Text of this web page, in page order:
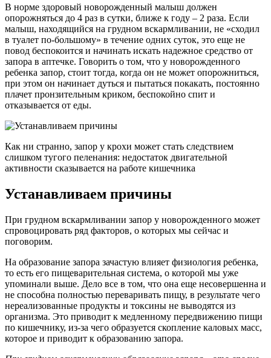
В норме здоровый новорожденный малыш должен
опорожняться до 4 раз в сутки, ближе к году – 2 раза. Если
малыш, находящийся на грудном вскармливании, не «сходил
в туалет по-большому» в течение одних суток, это еще не
повод беспокоится и начинать искать надежное средство от
запора в аптечке. Говорить о том, что у новорожденного
ребенка запор, стоит тогда, когда он не может опорожниться,
при этом он начинает дуться и пытаться покакать, постоянно
плачет пронзительным криком, беспокойно спит и
отказывается от еды.
Как ни странно, запор у крохи может стать следствием
слишком тугого пеленания: недостаток двигательной
активности сказывается на работе кишечника
Устанавливаем причины
При грудном вскармливании запор у новорожденного может
спровоцировать ряд факторов, о которых мы сейчас и
поговорим.
На образование запора зачастую влияет физиология ребенка,
то есть его пищеварительная система, о которой мы уже
упоминали выше. Дело все в том, что она еще несовершенна и
не способна полностью переваривать пищу, в результате чего
нереализованные продукты и токсины не выводятся из
организма. Это приводит к медленному передвижению пищи
по кишечнику, из-за чего образуется скопление каловых масс,
которое и приводит к образованию запора.